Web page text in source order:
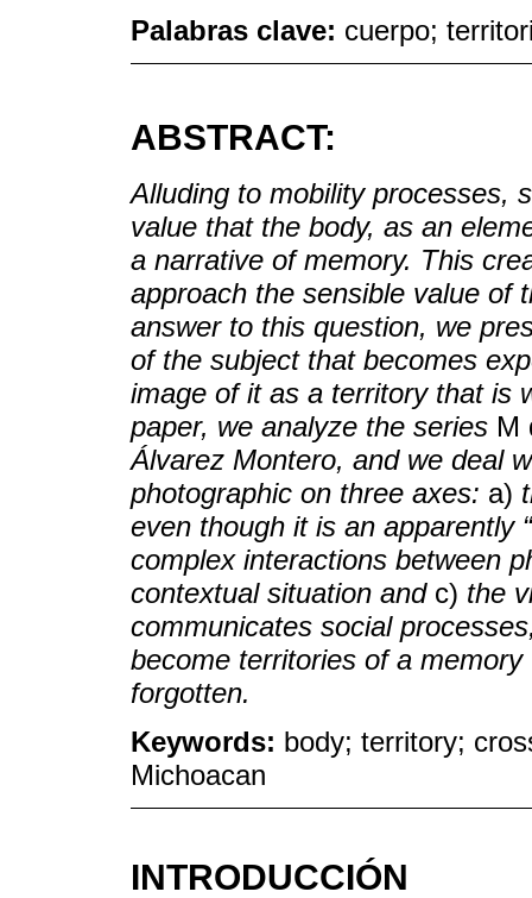
Palabras clave: cuerpo;
ABSTRACT:
Alluding to mobility processes,
value that the body, as an
a narrative of memory. This
approach the sensible value of
answer to this question, we
of the subject that becomes
image of it as a territory that is
paper, we analyze the series M
Álvarez Montero, and we deal
photographic on three axes: a)
even though it is an apparently
complex interactions between
contextual situation andc) the
communicates social
become territories of a
forgotten.
Keywords: body; territory;
Michoacan
INTRODUCCIÓN